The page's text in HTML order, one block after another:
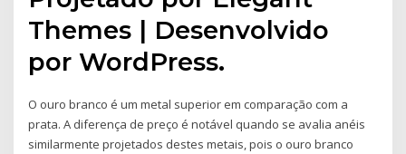
Themes | Desenvolvido
por WordPress.
O ouro branco é um metal superior em comparação com a
prata. A diferença de preço é notável quando se avalia anéis
similarmente projetados destes metais, pois o ouro branco